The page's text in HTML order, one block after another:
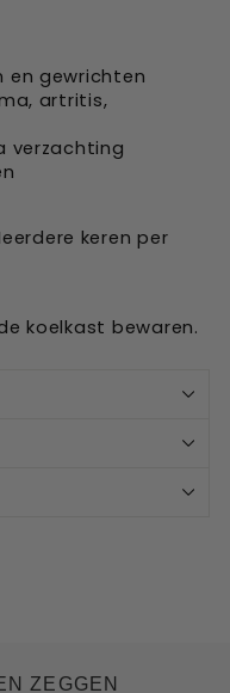
en gewrichten
artritis,
verzachting
keren per
koelkast bewaren.
ZEGGEN